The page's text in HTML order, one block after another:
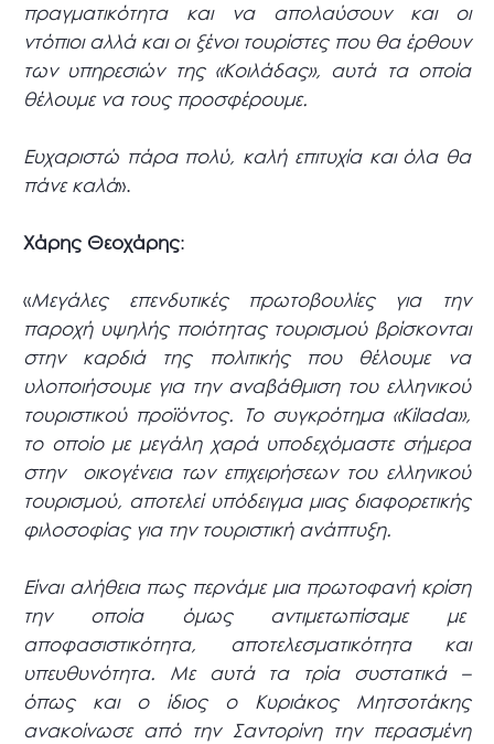
πραγματικότητα και να απολαύσουν και οι
ντόπιοι αλλά και οι ξένοι τουρίστες που θα έρθουν
των υπηρεσιών της «Κοιλάδας», αυτά τα οποία
θέλουμε να τους προσφέρουμε.
Ευχαριστώ πάρα πολύ, καλή επιτυχία και όλα θα
πάνε καλά».
Χάρης Θεοχάρης:
«Μεγάλες επενδυτικές πρωτοβουλίες για την
παροχή υψηλής ποιότητας τουρισμού βρίσκονται
στην καρδιά της πολιτικής που θέλουμε να
υλοποιήσουμε για την αναβάθμιση του ελληνικού
τουριστικού προϊόντος. Το συγκρότημα «Kilada»,
το οποίο με μεγάλη χαρά υποδεχόμαστε σήμερα
στην οικογένεια των επιχειρήσεων του ελληνικού
τουρισμού, αποτελεί υπόδειγμα μιας διαφορετικής
φιλοσοφίας για την τουριστική ανάπτυξη.
Είναι αλήθεια πως περνάμε μια πρωτοφανή κρίση
την οποία όμως αντιμετωπίσαμε με
αποφασιστικότητα, αποτελεσματικότητα και
υπευθυνότητα. Με αυτά τα τρία συστατικά –
όπως και ο ίδιος ο Κυριάκος Μητσοτάκης
ανακοίνωσε από την Σαντορίνη την περασμένη